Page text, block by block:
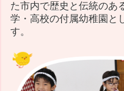
た市内で歴史と伝統のあ
学・高校の付属幼稚園と
す。